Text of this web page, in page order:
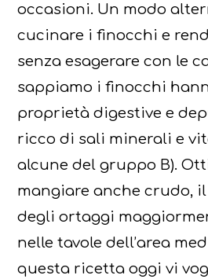
occasioni. Un modo
cucinare i finocchi e
senza esagerare con le
sappiamo i finocchi
proprietà digestive e
ricco di sali minerali e
alcune del gruppo B).
mangiare anche crudo,
degli ortaggi
nelle tavole dell’area
questa ricetta oggi vi